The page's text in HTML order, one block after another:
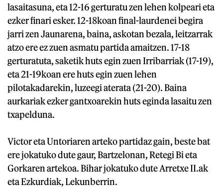
lasaitasuna, eta 12-16 gerturatu zen lehen kolpeari eta
ezker finari esker. 12-18koan final-laurdenei begira
jarri zen Jaunarena, baina, askotan bezala, leitzarrak
atzo ere ez zuen asmatu partida amaitzen. 17-18
gerturatuta, saketik huts egin zuen Irribarriak (17-19),
eta 21-19koan ere huts egin zuen lehen
pilotakadarekin, luzeegi aterata (21-20). Baina
aurkariak ezker gantxoarekin huts eginda lasaitu zen
txapelduna.
Victor eta Untoriaren arteko partidaz gain, beste bat
ere jokatuko dute gaur, Bartzelonan, Retegi Bi eta
Gorkaren artekoa. Bihar jokatuko dute Arretxe II.ak
eta Ezkurdiak, Lekunberrin.